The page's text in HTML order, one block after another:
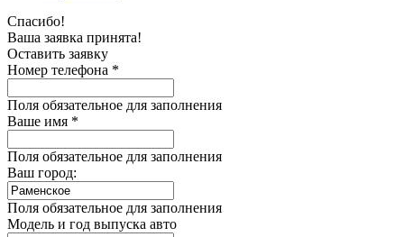
Спасибо!
Ваша заявка принята!
Оставить заявку
Номер телефона *
Поля обязательное для заполнения
Ваше имя *
Поля обязательное для заполнения
Ваш город:
Поля обязательное для заполнения
Модель и год выпуска авто